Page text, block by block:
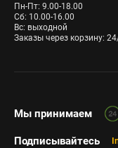
Пн-Пт: 9.00-18.00
Сб: 10.00-16.00
Вс: выходной
Заказы через корзину:
Мы принимаем
Подписывайтесь